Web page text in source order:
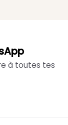
à toutes tes